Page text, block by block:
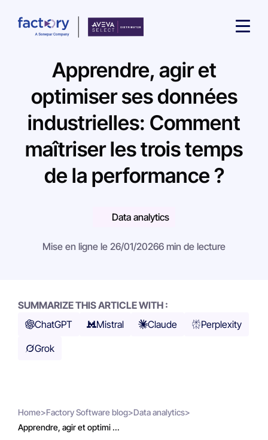
Qu'est-ce que vous cherchez ?
Apprendre, agir et
optimiser ses données
industrielles: Comment
maîtriser les trois temps
de la performance ?
Data analytics
Mise en ligne le 26/01/20266 min de lecture
SUMMARIZE THIS ARTICLE WITH :
ChatGPT
Mistral Claude
Perplexity
Grok
Home>Factory Software blog>Data analytics>
Apprendre, agir et optimi ...